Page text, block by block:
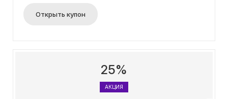
Открыть купон
25%
АКЦИЯ